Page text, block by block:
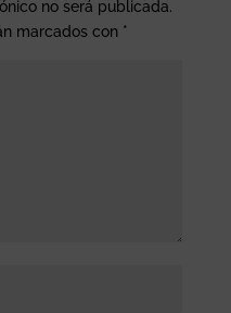
no será publicada.
marcados con *